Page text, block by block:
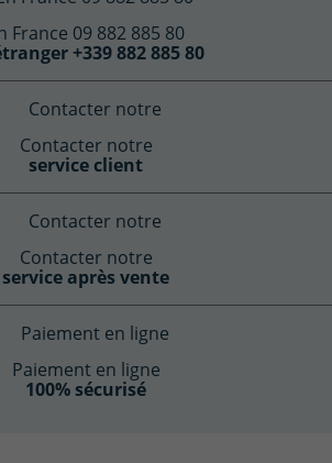
France 09 882 885 80
+339 882 885 80
Contacter notre
service client
Contacter notre
service après vente
Paiement en ligne
100% sécurisé